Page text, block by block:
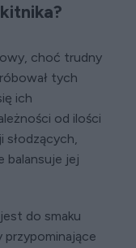
choć trudny
tych
ich
od ilości
słodzących,
balansuje jej
do smaku